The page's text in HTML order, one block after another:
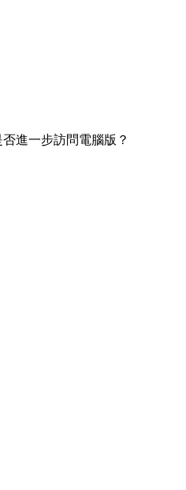
進一步訪問電腦版？